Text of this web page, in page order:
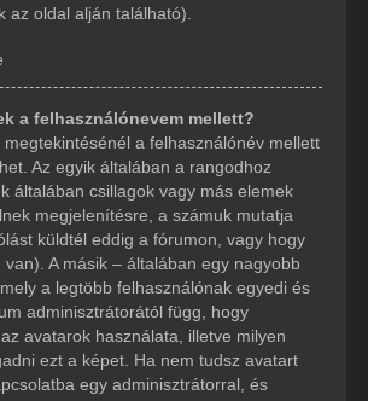
az oldal alján található).
a felhasználónevem mellett?
megtekintésénél a felhasználónév mellett
Az egyik általában a rangodhoz
általában csillagok vagy más elemek
megjelenítésre, a számuk mutatja
küldtél eddig a fórumon, vagy hogy
van). A másik – általában egy nagyobb
a legtöbb felhasználónak egyedi és
adminisztrátorától függ, hogy
avatarok használata, illetve milyen
ezt a képet. Ha nem tudsz avatart
egy adminisztrátorral, és